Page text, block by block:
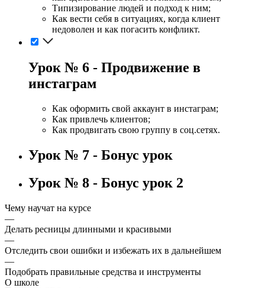
Типизирование людей и подход к ним;
Как вести себя в ситуациях, когда клиент
недоволен и как погасить конфликт.
Урок № 6 - Продвижение в
инстаграм
Как оформить свой аккаунт в инстаграм;
Как привлечь клиентов;
Как продвигать свою группу в соц.сетях.
Урок № 7 - Бонус урок
Урок № 8 - Бонус урок 2
Чему научат на курсе
—
Делать ресницы длинными и красивыми
—
Отследить свои ошибки и избежать их в дальнейшем
—
Подобрать правильные средства и инструменты
О школе